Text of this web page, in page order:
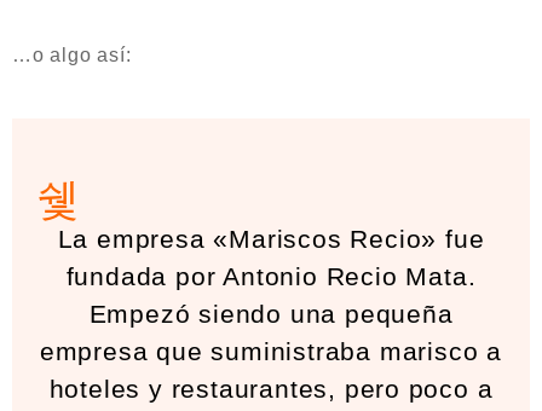
…o algo así:
La empresa «Mariscos Recio» fue
fundada por Antonio Recio Mata.
Empezó siendo una pequeña
empresa que suministraba marisco a
hoteles y restaurantes, pero poco a